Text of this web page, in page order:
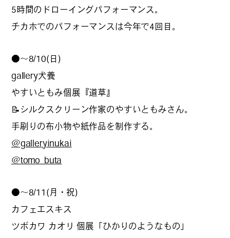
5時間のドローイングパフォーマンス。
チカホでのパフォーマンスは今年で4回目。
●～8/10(日)
gallery犬養
やすいともみ個展『道草』
📝シルクスクリーン作家のやすいともみさん。
手刷りの布小物や紙作品を制作する。
@galleryinukai
@tomo_buta
●～8/11(月・祝)
カフェエスキス
ツボカワ カオリ 個展「ひかりのようなもの」